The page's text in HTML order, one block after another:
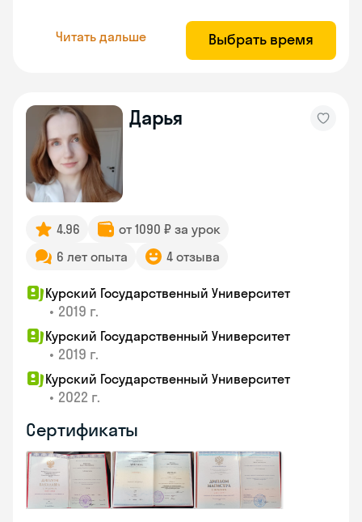
Читать дальше Выбрать время
Дарья
4.96
от 1090 ₽ за урок
6 лет опыта
4 отзыва
Курский Государственный Университет
• 2019 г.
Курский Государственный Университет
• 2019 г.
Курский Государственный Университет
• 2022 г.
Сертификаты